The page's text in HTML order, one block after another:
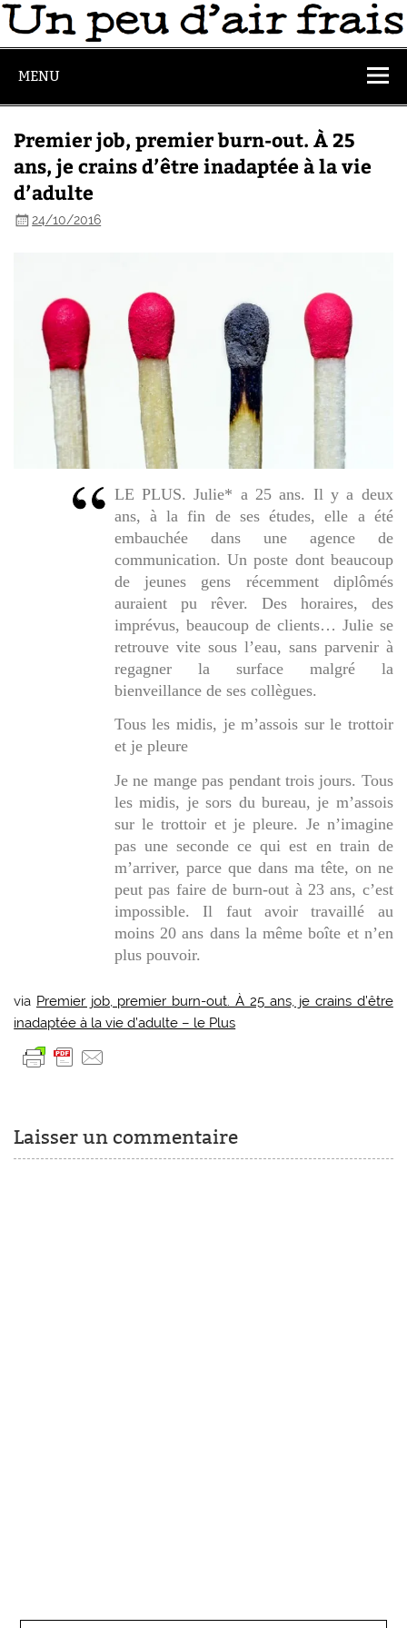
MENU
Premier job, premier burn-out. À 25
ans, je crains d’être inadaptée à la vie
d’adulte
24/10/2016
LE PLUS. Julie* a 25 ans. Il y a deux
ans, à la fin de ses études, elle a été
embauchée dans une agence de
communication. Un poste dont beaucoup
de jeunes gens récemment diplômés
auraient pu rêver. Des horaires, des
imprévus, beaucoup de clients… Julie se
retrouve vite sous l’eau, sans parvenir à
regagner la surface malgré la
bienveillance de ses collègues.
Tous les midis, je m’assois sur le trottoir
et je pleure
Je ne mange pas pendant trois jours. Tous
les midis, je sors du bureau, je m’assois
sur le trottoir et je pleure. Je n’imagine
pas une seconde ce qui est en train de
m’arriver, parce que dans ma tête, on ne
peut pas faire de burn-out à 23 ans, c’est
impossible. Il faut avoir travaillé au
moins 20 ans dans la même boîte et n’en
plus pouvoir.
via Premier job, premier burn-out. À 25 ans, je crains d’être
inadaptée à la vie d’adulte – le Plus
Laisser un commentaire